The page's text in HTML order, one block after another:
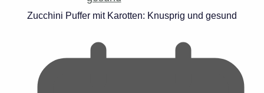
Zucchini Puffer mit Karotten: Knusprig und gesund